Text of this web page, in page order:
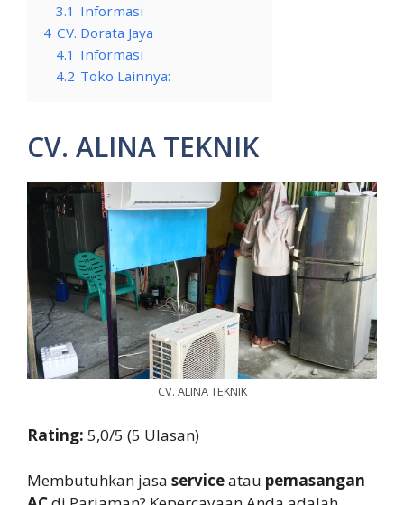
3.1 Informasi
4 CV. Dorata Jaya
4.1 Informasi
4.2 Toko Lainnya:
CV. ALINA TEKNIK
CV. ALINA TEKNIK
Rating: 5,0/5 (5 Ulasan)
Membutuhkan jasa serviceatau pemasangan